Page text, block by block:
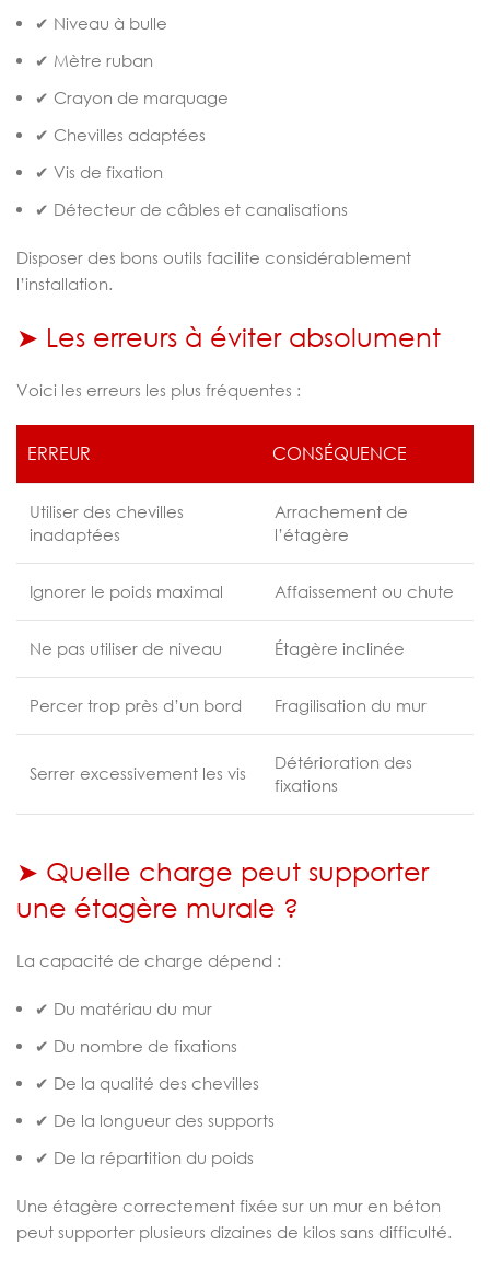
✔ Niveau à bulle
✔ Mètre ruban
✔ Crayon de marquage
✔ Chevilles adaptées
✔ Vis de fixation
✔ Détecteur de câbles et canalisations
Disposer des bons outils facilite considérablement
l’installation.
➤ Les erreurs à éviter absolument
Voici les erreurs les plus fréquentes :
ERREUR CONSÉQUENCE
Utiliser des chevilles
inadaptées
Arrachement de
l’étagère
Ignorer le poids maximal Affaissement ou chute
Ne pas utiliser de niveau Étagère inclinée
Percer trop près d’un bord Fragilisation du mur
Serrer excessivement les vis
Détérioration des
fixations
➤ Quelle charge peut supporter
une étagère murale ?
La capacité de charge dépend :
✔ Du matériau du mur
✔ Du nombre de fixations
✔ De la qualité des chevilles
✔ De la longueur des supports
✔ De la répartition du poids
Une étagère correctement fixée sur un mur en béton
peut supporter plusieurs dizaines de kilos sans difficulté.